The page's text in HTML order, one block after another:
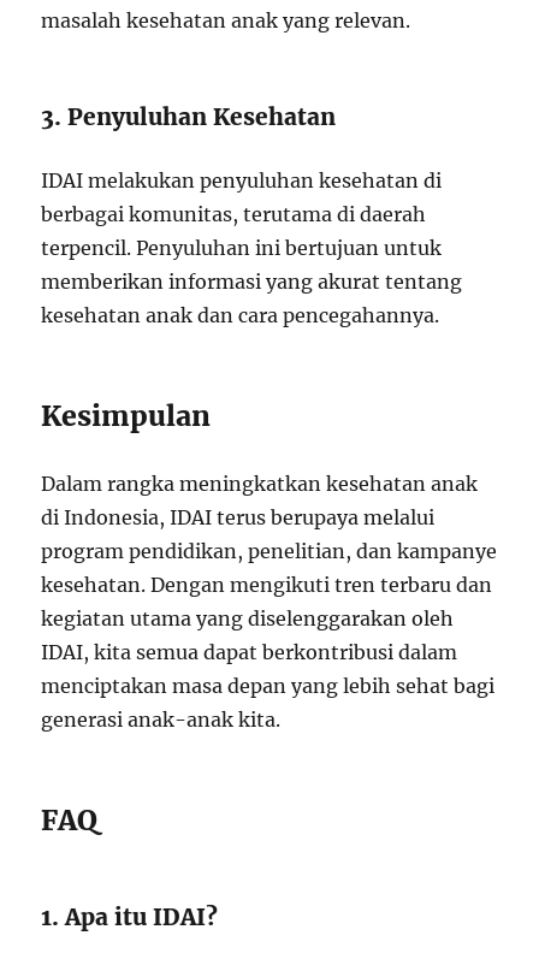
masalah kesehatan anak yang relevan.
3. Penyuluhan Kesehatan
IDAI melakukan penyuluhan kesehatan di
berbagai komunitas, terutama di daerah
terpencil. Penyuluhan ini bertujuan untuk
memberikan informasi yang akurat tentang
kesehatan anak dan cara pencegahannya.
Kesimpulan
Dalam rangka meningkatkan kesehatan anak
di Indonesia, IDAI terus berupaya melalui
program pendidikan, penelitian, dan kampanye
kesehatan. Dengan mengikuti tren terbaru dan
kegiatan utama yang diselenggarakan oleh
IDAI, kita semua dapat berkontribusi dalam
menciptakan masa depan yang lebih sehat bagi
generasi anak-anak kita.
FAQ
1. Apa itu IDAI?